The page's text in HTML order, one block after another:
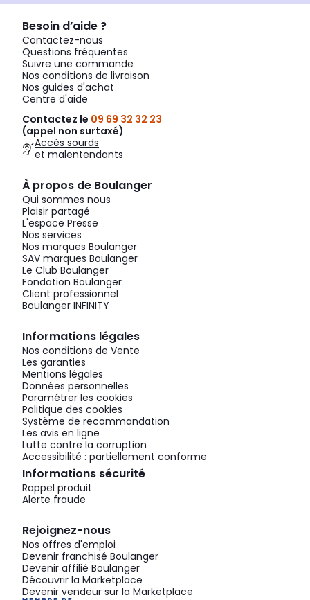
Besoin d’aide ?
Contactez-nous
Questions fréquentes
Suivre une commande
Nos conditions de livraison
Nos guides d'achat
Centre d'aide
Contactez le 09 69 32 32 23
(appel non surtaxé)
Accès sourds
et malentendants
À propos de Boulanger
Qui sommes nous
Plaisir partagé
L'espace Presse
Nos services
Nos marques Boulanger
SAV marques Boulanger
Le Club Boulanger
Fondation Boulanger
Client professionnel
Boulanger INFINITY
Informations légales
Nos conditions de Vente
Les garanties
Mentions légales
Données personnelles
Paramétrer les cookies
Politique des cookies
Système de recommandation
Les avis en ligne
Lutte contre la corruption
Accessibilité : partiellement conforme
Informations sécurité
Rappel produit
Alerte fraude
Rejoignez-nous
Nos offres d'emploi
Devenir franchisé Boulanger
Devenir affilié Boulanger
Découvrir la Marketplace
Devenir vendeur sur la Marketplace